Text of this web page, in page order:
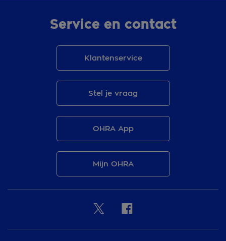
Service en contact
Klantenservice
Stel je vraag
OHRA App
Mijn OHRA